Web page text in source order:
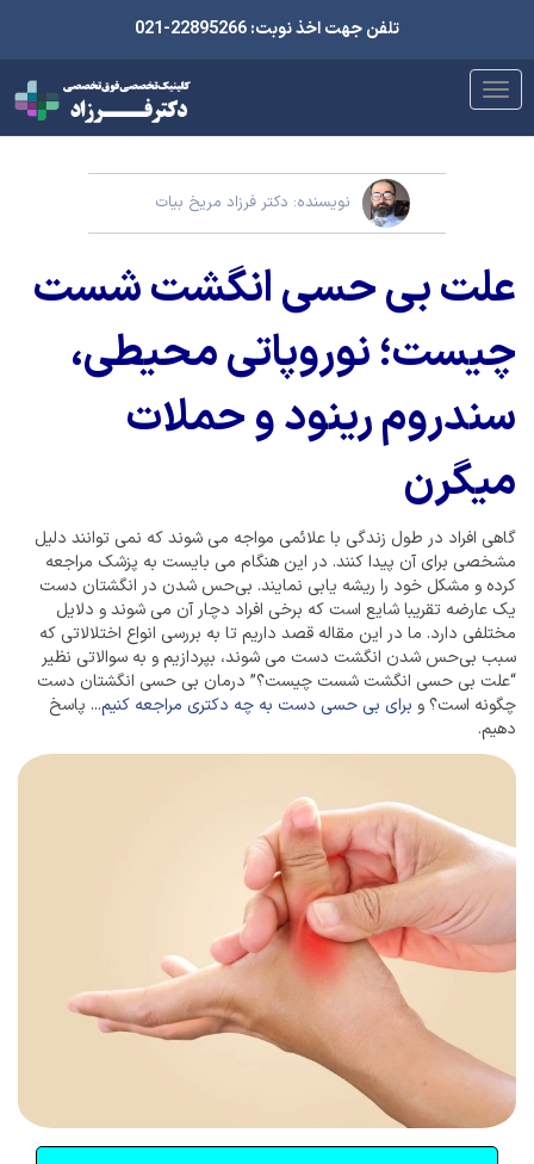
تلفن جهت اخذ نوبت: 22895266-021
نویسنده: دکتر فرزاد مریخ بیات
علت بی حسی انگشت شست
چیست؛ نوروپاتی محیطی،
سندروم رینود و حملات
میگرن
گاهی افراد در طول زندگی با علائمی مواجه می شوند که نمی توانند دلیل
مشخصی برای آن پیدا کنند. در این هنگام می بایست به پزشک مراجعه
کرده و مشکل خود را ریشه یابی نمایند. بی‌حس شدن در انگشتان دست
یک عارضه تقریبا شایع است که برخی افراد دچار آن می شوند و دلایل
مختلفی دارد. ما در این مقاله قصد داریم تا به بررسی انواع اختلالاتی که
سبب بی‌حس شدن انگشت دست می شوند، بپردازیم و به سوالاتی نظیر
“علت بی حسی انگشت شست چیست؟” درمان بی حسی انگشتان دست
چگونه است؟ و برای بی حسی دست به چه دکتری مراجعه کنیم... پاسخ
دهیم.